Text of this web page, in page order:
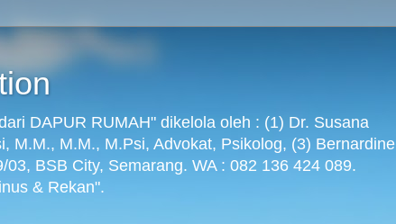
DAPUR RUMAH" dikelola oleh : (1) Dr. Susana
M.M., M.M., M.Psi, Advokat, Psikolog, (3) Bernardine
BSB City, Semarang. WA : 082 136 424 089.
& Rekan".